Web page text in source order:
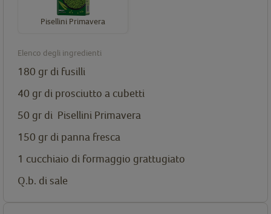
Pisellini Primavera
Elenco degli ingredienti
180 gr di fusilli
40 gr di prosciutto a cubetti
50 gr di Pisellini Primavera
150 gr di panna fresca
1 cucchiaio di formaggio grattugiato
Q.b. di sale